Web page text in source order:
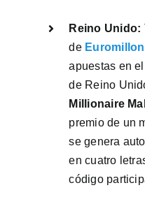
Reino Unido:
de
apuestas en
de Reino
Millionaire
premio de un
se genera
en cuatro
código